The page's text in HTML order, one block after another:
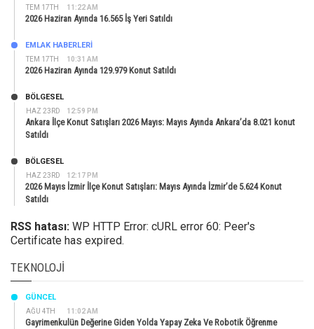
TEM 17TH 11:22 AM
2026 Haziran Ayında 16.565 İş Yeri Satıldı
TEM 17TH 10:31 AM
EMLAK HABERLERI
2026 Haziran Ayında 129.979 Konut Satıldı
HAZ 23RD 12:59 PM
BÖLGESEL
Ankara İlçe Konut Satışları 2026 Mayıs: Mayıs Ayında Ankara’da 8.021 konut
Satıldı
HAZ 23RD 12:17 PM
BÖLGESEL
2026 Mayıs İzmir İlçe Konut Satışları: Mayıs Ayında İzmir’de 5.624 Konut
Satıldı
RSS hatası: WP HTTP Error: cURL error 60: Peer's
Certificate has expired.
TEKNOLOJI
AĞU 4TH 11:02 AM
GÜNCEL
Gayrimenkulün Değerine Giden Yolda Yapay Zeka Ve Robotik Öğrenme